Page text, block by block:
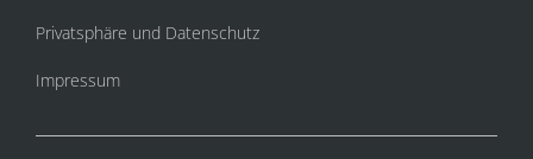
Privatsphäre und Datenschutz
Impressum